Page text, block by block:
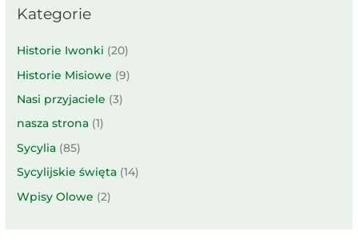
Kategorie
Historie Iwonki (20)
Historie Misiowe (9)
Nasi przyjaciele (3)
nasza strona (1)
Sycylia (85)
Sycylijskie święta (14)
Wpisy Olowe (2)